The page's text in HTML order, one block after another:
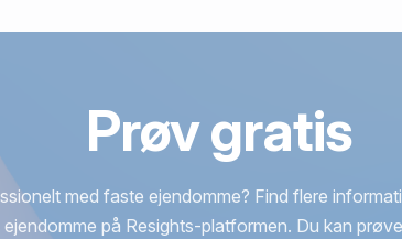
Prøv gratis
med faste ejendomme? Find flere
ejendomme på Resights-platformen. Du kan